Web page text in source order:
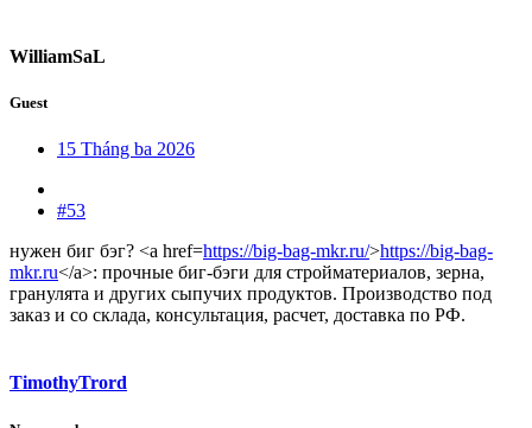
WilliamSaL
Guest
15 Tháng ba 2026
#53
нужен биг бэг? <a href=https://big-bag-mkr.ru/>https://big-bag-
mkr.ru</a>: прочные биг-бэги для стройматериалов, зерна,
гранулята и других сыпучих продуктов. Производство под
заказ и со склада, консультация, расчет, доставка по РФ.
TimothyTrord